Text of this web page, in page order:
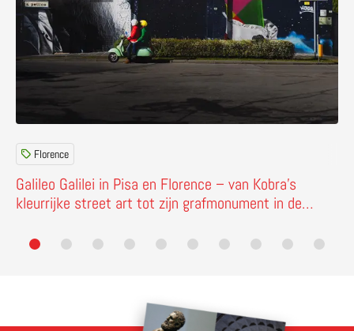
Galileo Galilei in Pisa en Florence – van Kobra’s
kleurrijke street art tot zijn grafmonument in de
Florence